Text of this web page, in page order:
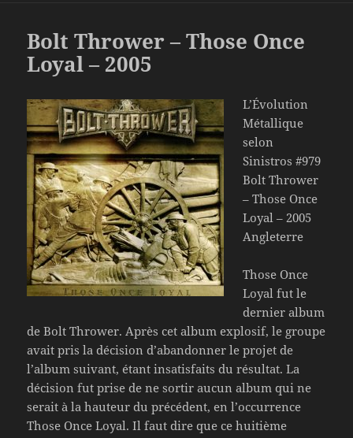
Bolt Thrower – Those Once
Loyal – 2005
L’Évolution
Métallique
selon
Sinistros #979
Bolt Thrower
– Those Once
Loyal – 2005
Angleterre
Those Once
Loyal fut le
dernier album
de Bolt Thrower. Après cet album explosif, le groupe
avait pris la décision d’abandonner le projet de
l’album suivant, étant insatisfaits du résultat. La
décision fut prise de ne sortir aucun album qui ne
serait à la hauteur du précédent, en l’occurrence
Those Once Loyal. Il faut dire que ce huitième